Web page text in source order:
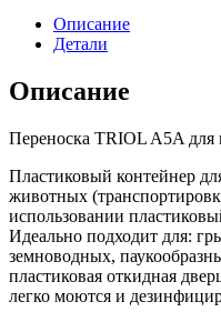
Описание
Детали
Описание
Переноска TRIOL A5A
Пластиковый контейнер
животных
использовании
Идеально подходит для:
земноводных,
пластиковая откидная
легко моются и